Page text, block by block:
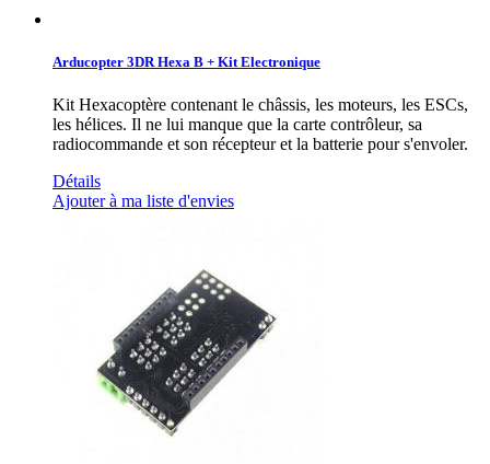
Arducopter 3DR Hexa B + Kit Electronique
Kit Hexacoptère contenant le châssis, les moteurs, les ESCs,
les hélices. Il ne lui manque que la carte contrôleur, sa
radiocommande et son récepteur et la batterie pour s'envoler.
Détails
Ajouter à ma liste d'envies